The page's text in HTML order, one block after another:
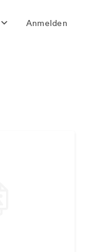
Anmelden